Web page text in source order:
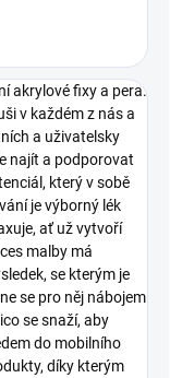
akrylové fixy a pera.
v každém z nás a
a uživatelsky
najít a podporovat
který v sobě
je výborný lék
ať už vytvoří
malby má
se kterým je
se pro něj nábojem
se snaží, aby
do mobilního
díky kterým